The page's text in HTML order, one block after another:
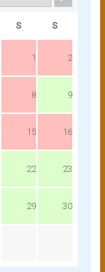
S S
1 2
8 9
15 16
22 23
29 30